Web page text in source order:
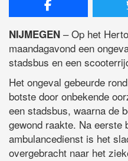
NIJMEGEN – Op het
maandagavond een
stadsbus en een
Het ongeval gebeurde
botste door onbekende
een stadsbus, waarna de
gewond raakte. Na eerste
ambulancedienst is het
overgebracht naar het